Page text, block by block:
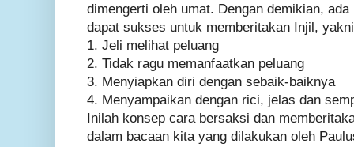
dimengerti oleh umat. Dengan demikian,
dapat sukses untuk memberitakan Injil,
1. Jeli melihat peluang
2. Tidak ragu memanfaatkan peluang
3. Menyiapkan diri dengan sebaik-baiknya
4. Menyampaikan dengan rici, jelas dan
Inilah konsep cara bersaksi dan
dalam bacaan kita yang dilakukan oleh